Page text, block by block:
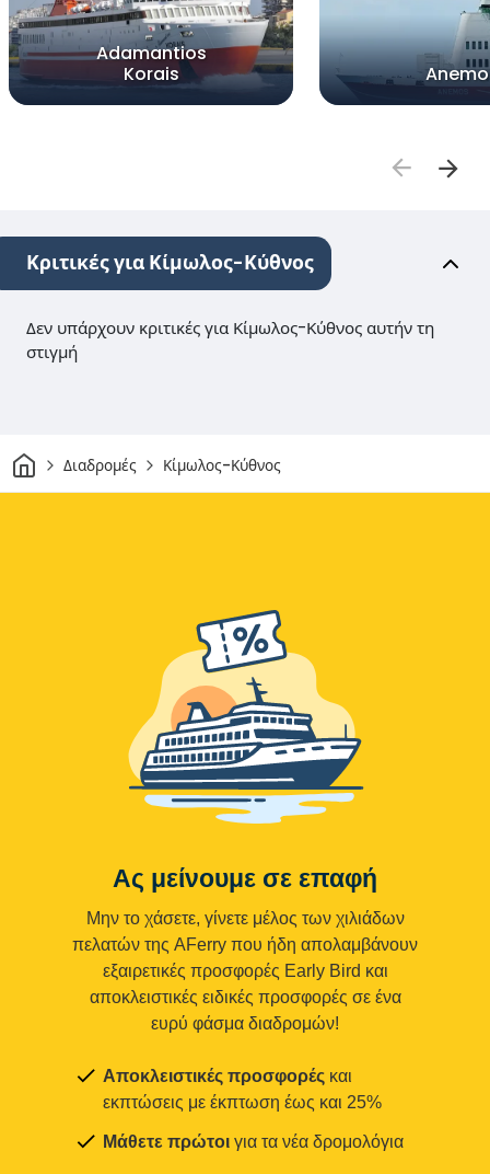
Adamantios
Korais
Κριτικές για Κίμωλος-Κύθνος
Δεν υπάρχουν κριτικές για Κίμωλος-Κύθνος αυτήν τη
στιγμή
ΣπίτιΔιαδρομές Κίμωλος-Κύθνος
Ας μείνουμε σε επαφή
Μην το χάσετε, γίνετε μέλος των χιλιάδων
πελατών της AFerry που ήδη απολαμβάνουν
εξαιρετικές προσφορές Early Bird και
αποκλειστικές ειδικές προσφορές σε ένα
ευρύ φάσμα διαδρομών!
Αποκλειστικές προσφορές και
εκπτώσεις με έκπτωση έως και 25%
Μάθετε πρώτοι για τα νέα δρομολόγια